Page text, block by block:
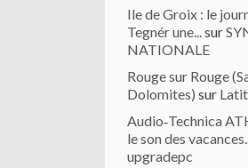
Ile de Groix : le
Tegnér une...sur
NATIONALE
Rouge sur Rouge
Dolomites) sur
Audio‑Technica
le son des
upgradepc